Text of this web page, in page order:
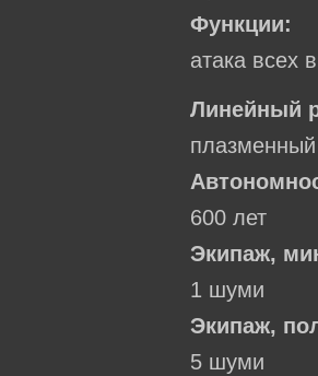
Функции:
атака всех
Линейный
600 лет
Экипаж,
1 шуми
Экипаж,
5 шуми